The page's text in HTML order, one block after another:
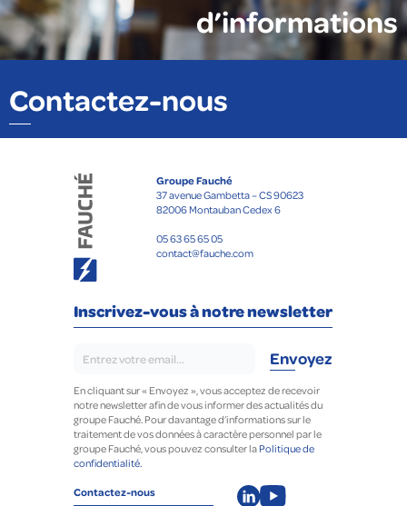
d’informations
Contactez-nous
Groupe Fauché
37 avenue Gambetta – CS 90623
82006 Montauban Cedex 6
05 63 65 65 05
contact@fauche.com
Inscrivez-vous à notre newsletter
En cliquant sur « Envoyez », vous acceptez de recevoir
notre newsletter afin de vous informer des actualités du
groupe Fauché. Pour davantage d’informations sur le
traitement de vos données à caractère personnel par le
groupe Fauché, vous pouvez consulter laPolitique de
confidentialité.
Contactez-nous